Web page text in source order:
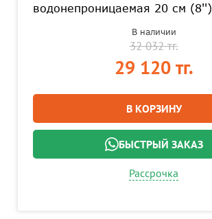
водонепроницаемая 20 см (8'')
В наличии
32 032 тг.
29 120 тг.
В КОРЗИНУ
БЫСТРЫЙ ЗАКАЗ
Рассрочка